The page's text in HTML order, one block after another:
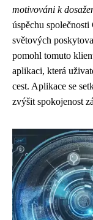
motivováni k
úspěchu
světových
pomohl tomuto
aplikaci, která
cest. Aplikace se
zvýšit spokojenost